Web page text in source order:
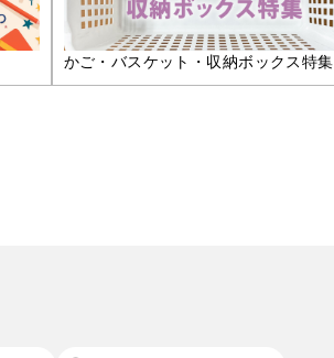
かご・バスケット・収納ボックス特集